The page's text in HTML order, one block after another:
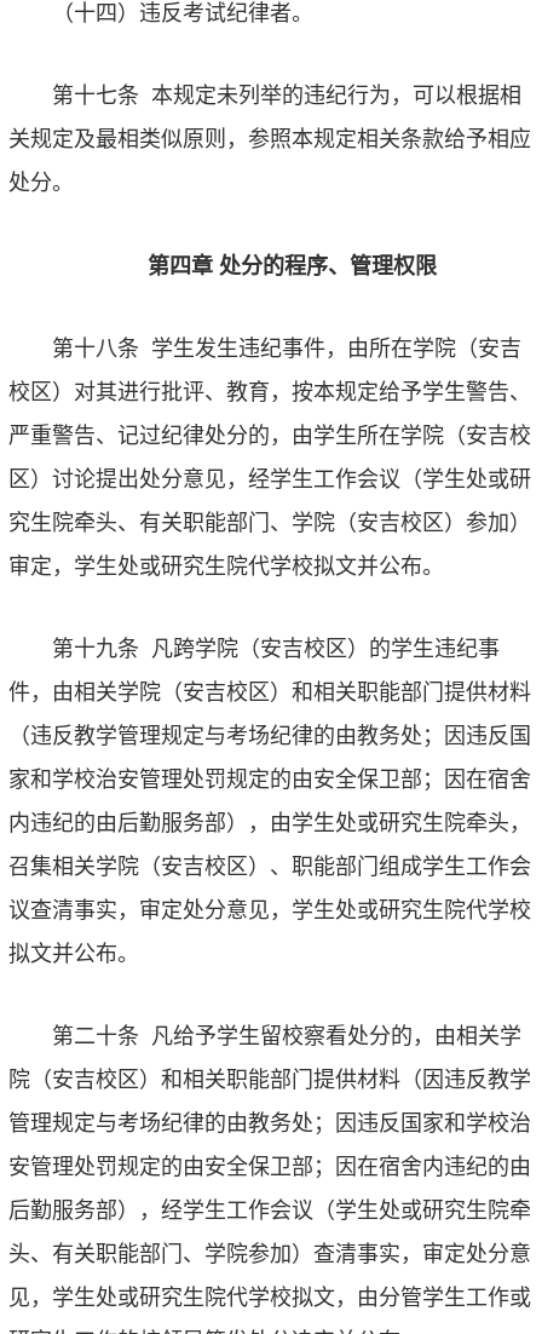
（十四）违反考试纪律者。
第十七条 本规定未列举的违纪行为，可以根据相
关规定及最相类似原则，参照本规定相关条款给予相应
处分。
第四章 处分的程序、管理权限
第十八条 学生发生违纪事件，由所在学院（安吉
校区）对其进行批评、教育，按本规定给予学生警告、
严重警告、记过纪律处分的，由学生所在学院（安吉校
区）讨论提出处分意见，经学生工作会议（学生处或研
究生院牵头、有关职能部门、学院（安吉校区）参加）
审定，学生处或研究生院代学校拟文并公布。
第十九条 凡跨学院（安吉校区）的学生违纪事
件，由相关学院（安吉校区）和相关职能部门提供材料
（违反教学管理规定与考场纪律的由教务处；因违反国
家和学校治安管理处罚规定的由安全保卫部；因在宿舍
内违纪的由后勤服务部），由学生处或研究生院牵头，
召集相关学院（安吉校区）、职能部门组成学生工作会
议查清事实，审定处分意见，学生处或研究生院代学校
拟文并公布。
第二十条 凡给予学生留校察看处分的，由相关学
院（安吉校区）和相关职能部门提供材料（因违反教学
管理规定与考场纪律的由教务处；因违反国家和学校治
安管理处罚规定的由安全保卫部；因在宿舍内违纪的由
后勤服务部），经学生工作会议（学生处或研究生院牵
头、有关职能部门、学院参加）查清事实，审定处分意
见，学生处或研究生院代学校拟文，由分管学生工作或